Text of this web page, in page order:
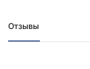
Отзывы